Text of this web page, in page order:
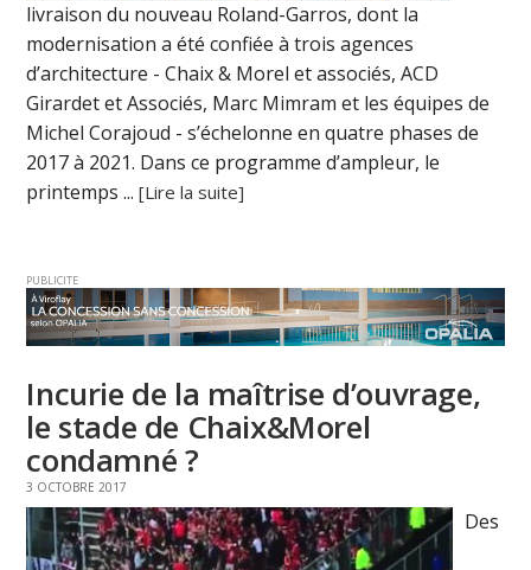
livraison du nouveau Roland-Garros, dont la
modernisation a été confiée à trois agences
d’architecture - Chaix & Morel et associés, ACD
Girardet et Associés, Marc Mimram et les équipes de
Michel Corajoud - s’échelonne en quatre phases de
2017 à 2021. Dans ce programme d’ampleur, le
printemps ...[Lire la suite]
PUBLICITE
Incurie de la maîtrise d’ouvrage,
le stade de Chaix&Morel
condamné ?
3 OCTOBRE 2017
Des